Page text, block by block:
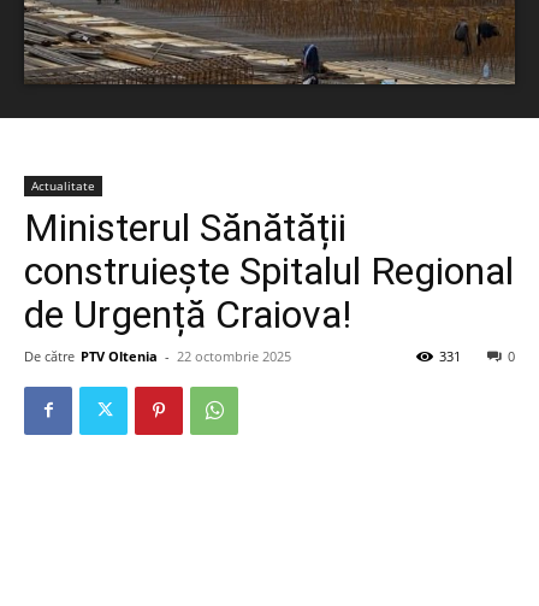
Actualitate
Ministerul Sănătății
construiește Spitalul Regional
de Urgență Craiova!
De către PTV Oltenia - 22 octombrie 2025 0
331